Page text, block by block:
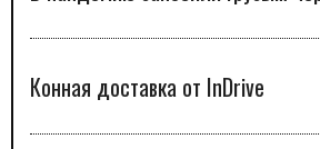
Конная доставка от InDrive